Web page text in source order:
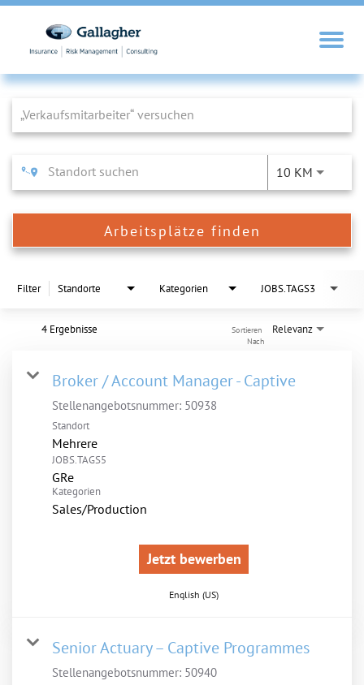
Job Search Page
10 KM
Arbeitsplätze finden
Filter Standorte Kategorien JOBS.TAGS3
4 Ergebnisse Relevanz
Sortieren
Nach
Broker / Account Manager - Captive
Stellenangebotsnummer: 50938
Standort
Mehrere
JOBS.TAGS5
GRe
Kategorien
Sales/Production
Jetzt bewerben
English (US)
Senior Actuary – Captive Programmes
Stellenangebotsnummer: 50940